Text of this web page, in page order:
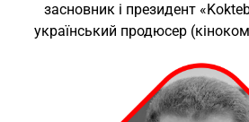
засновник і президент
український продюсер